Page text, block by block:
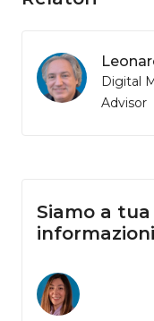
Digital
Advisor
Siamo a